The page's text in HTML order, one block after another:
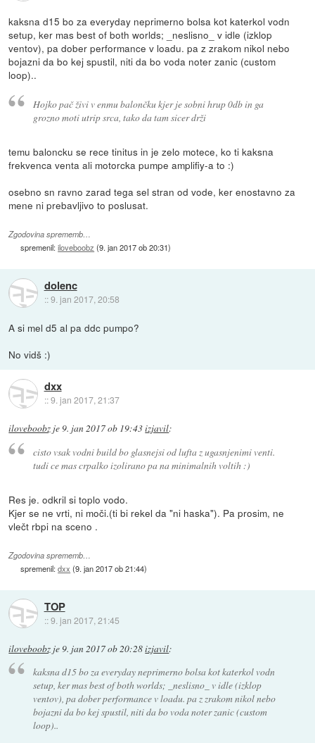
kaksna d15 bo za everyday neprimerno bolsa kot katerkol vodn
setup, ker mas best of both worlds; _neslisno_ v idle (izklop
ventov), pa dober performance v loadu. pa z zrakom nikol nebo
bojazni da bo kej spustil, niti da bo voda noter zanic (custom
loop)..
Hojko pač živi v enmu balončku kjer je sobni hrup 0db in ga
grozno moti utrip srca, tako da tam sicer drži
temu baloncku se rece tinitus in je zelo motece, ko ti kaksna
frekvenca venta ali motorcka pumpe amplifiy-a to :)
osebno sn ravno zarad tega sel stran od vode, ker enostavno za
mene ni prebavljivo to poslusat.
Zgodovina sprememb…
spremenil:iloveboobz (9. jan 2017 ob 20:31)
dolenc
::9. jan 2017, 20:58
A si mel d5 al pa ddc pumpo?
No vidš :)
dxx
::9. jan 2017, 21:37
iloveboobz je9. jan 2017 ob 19:43izjavil:
cisto vsak vodni build bo glasnejsi od lufta z ugasnjenimi venti.
tudi ce mas crpalko izolirano pa na minimalnih voltih :)
Res je. odkril si toplo vodo.
Kjer se ne vrti, ni moči.(ti bi rekel da "ni haska"). Pa prosim, ne
vlečt rbpi na sceno .
Zgodovina sprememb…
spremenil:dxx (9. jan 2017 ob 21:44)
TOP
::9. jan 2017, 21:45
iloveboobz je9. jan 2017 ob 20:28izjavil:
kaksna d15 bo za everyday neprimerno bolsa kot katerkol vodn
setup, ker mas best of both worlds; _neslisno_ v idle (izklop
ventov), pa dober performance v loadu. pa z zrakom nikol nebo
bojazni da bo kej spustil, niti da bo voda noter zanic (custom
loop)..